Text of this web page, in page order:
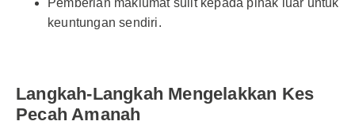
Pemberian maklumat sulit kepada pihak luar untuk
keuntungan sendiri.
Langkah-Langkah Mengelakkan Kes
Pecah Amanah